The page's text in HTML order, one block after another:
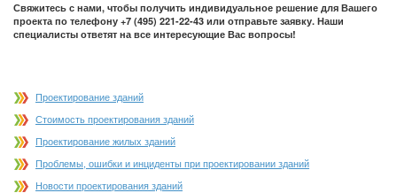
Свяжитесь с нами, чтобы получить индивидуальное решение для Вашего
проекта по телефону +7 (495) 221-22-43 или отправьте заявку. Наши
специалисты ответят на все интересующие Вас вопросы!
Проектирование зданий
Стоимость проектирования зданий
Проектирование жилых зданий
Проблемы, ошибки и инциденты при проектировании зданий
Новости проектирования зданий